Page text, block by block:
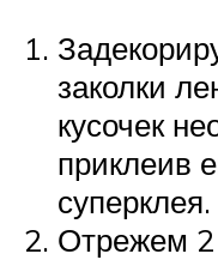
заколки
кусочек
приклеив
суперклея.
Отрежем